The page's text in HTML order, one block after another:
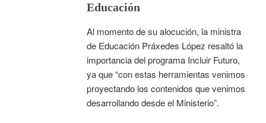
Educación
Al momento de su alocución, la ministra
de Educación Práxedes López resaltó la
importancia del programa Incluir Futuro,
ya que “con estas herramientas venimos
proyectando los contenidos que venimos
desarrollando desde el Ministerio”.